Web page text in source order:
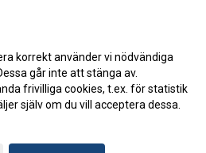
korrekt använder vi nödvändiga
går inte att stänga av.
frivilliga cookies, t.ex. för statistik
själv om du vill acceptera dessa.